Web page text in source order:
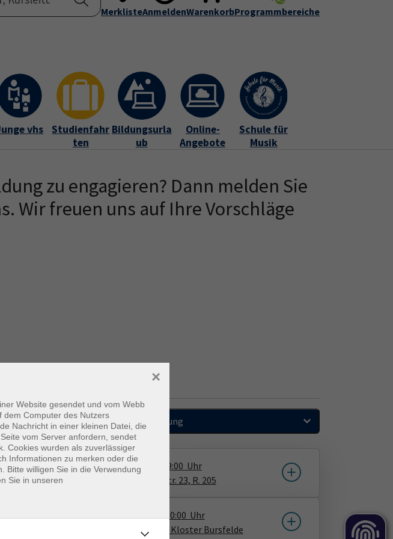
Startseite Über uns Submenu for "Über uns"
Informationen Submenu for "Informationen"
FAQ Kontakt
MerklisteAnmeldenWarenkorbProgrammbereiche
vhs
Studienfahr
ten
Bildungsurla
ub
Online-
Angebote
Schule für
Musik
zu engagieren? Dann melden Sie
Wir freuen uns auf Ihre Vorschläge
Sortierung
Sa .20.02.2027 09:00 Uhr
WIZ, vhs, Steinstr. 23, R. 205
und
10:00 Uhr
HMÜ-Bursfelde, Kloster Bursfelde
Website gesendet und vom Webb
dem Computer des Nutzers
Nachricht in einer kleinen Datei, die
vom Server anfordern, sendet
Cookies wurden als zuverlässiger
Informationen zu merken oder die
Bitte willigen Sie in die Verwendung
Sie in unseren
×